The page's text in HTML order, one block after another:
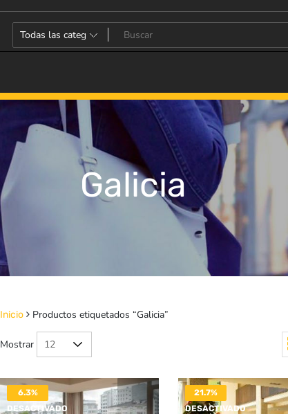
Galicia
Inicio Productos etiquetados “Galicia”
Mostrar
6.3%
DESACTIVADO
21.7%
DESACTIVADO